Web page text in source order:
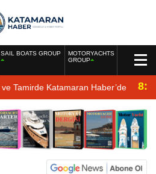
SAIL BOATS GROUP
MOTORYACHTS
GROUP
Tamirde Katamaran Haber’de